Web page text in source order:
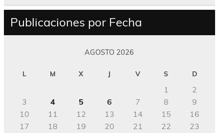
Publicaciones por Fecha
AGOSTO 2026
L M X J V S D
1
2
3
4 5 6 7 8
9
10
11 12 13 14 15
16
17
18 19 20 21 22
23